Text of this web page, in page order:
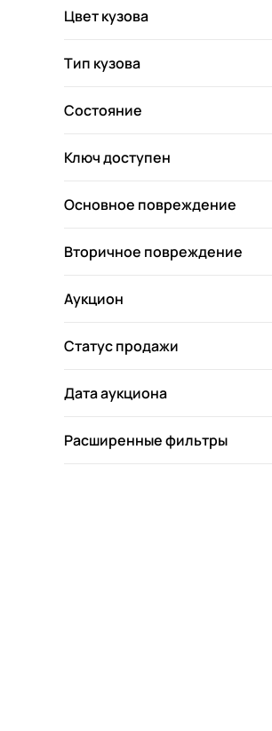
Цвет кузова
Тип кузова
Состояние
Ключ доступен
Основное повреждение
Вторичное повреждение
Аукцион
Статус продажи
Дата аукциона
Расширенные фильтры